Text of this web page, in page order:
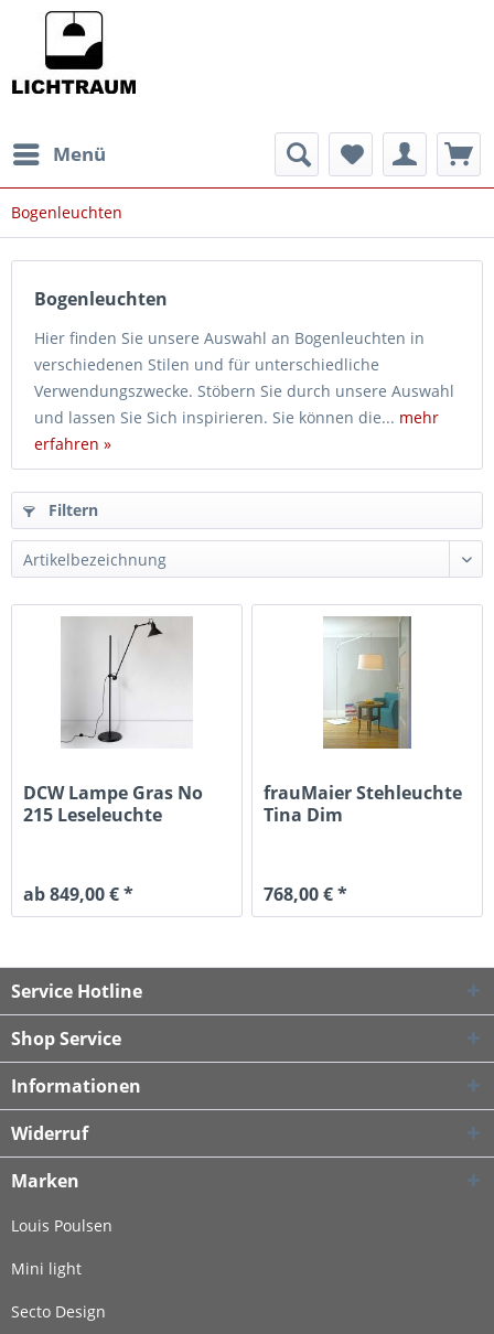
Menü
Bogenleuchten
Bogenleuchten
Hier finden Sie unsere Auswahl an Bogenleuchten in
verschiedenen Stilen und für unterschiedliche
Verwendungszwecke. Stöbern Sie durch unsere Auswahl
und lassen Sie Sich inspirieren. Sie können die... mehr
erfahren »
Filtern
DCW Lampe Gras No
215 Leseleuchte
ab 849,00 € *
frauMaier Stehleuchte
Tina Dim
768,00 € *
Service Hotline
Shop Service
Informationen
Widerruf
Marken
Louis Poulsen
Mini light
Secto Design